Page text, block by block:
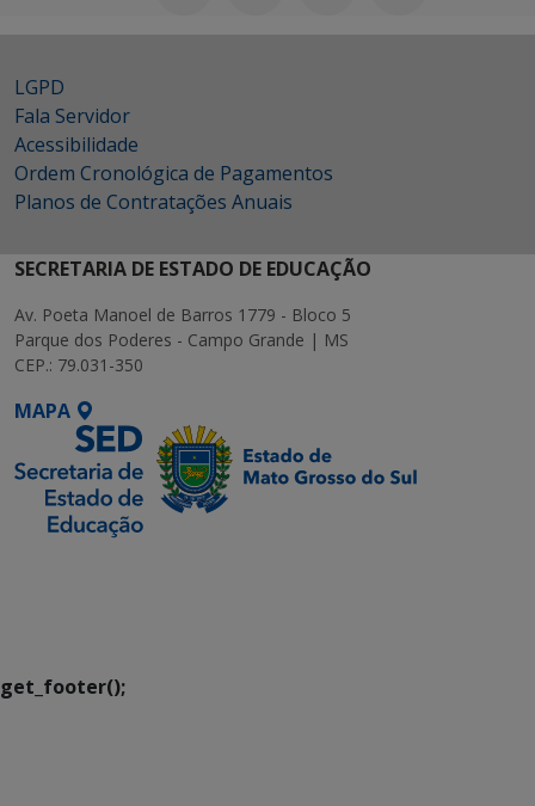
LGPD
Fala Servidor
Acessibilidade
Ordem Cronológica de Pagamentos
Planos de Contratações Anuais
SECRETARIA DE ESTADO DE EDUCAÇÃO
Av. Poeta Manoel de Barros 1779 - Bloco 5
Parque dos Poderes - Campo Grande | MS
CEP.: 79.031-350
MAPA
get_footer();